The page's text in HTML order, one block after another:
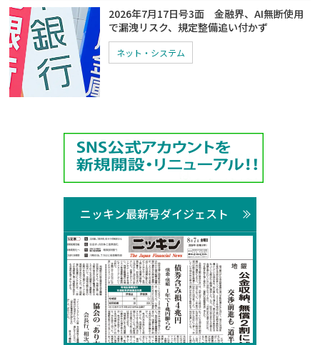
2026年7月17日号3面 金融界、AI無断使用
で漏洩リスク、規定整備追い付かず
ネット・システム
ニッキン最新号ダイジェスト